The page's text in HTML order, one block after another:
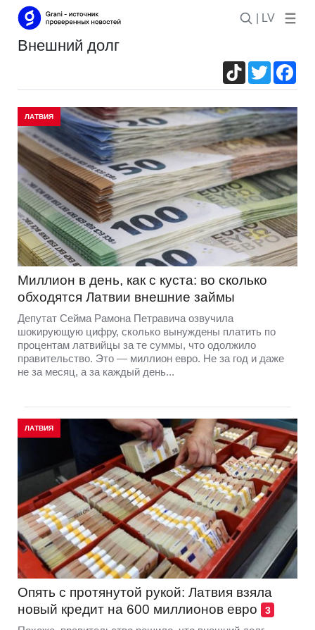
| LV
внешний долг
TikTokTwitter
ЛАТВИЯ
Миллион в день, как с куста: во сколько
обходятся Латвии внешние займы
Депутат Сейма Рамона Петравича озвучила
шокирующую цифру, сколько вынуждены платить по
процентам латвийцы за те суммы, что одолжило
правительство. Это — миллион евро. Не за год и даже
не за месяц, а за каждый день...
ЛАТВИЯ
Опять с протянутой рукой: Латвия взяла
новый кредит на 600 миллионов евро
3